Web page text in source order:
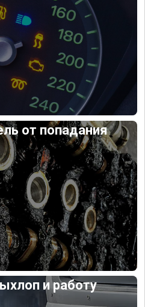
от попадания
и работу